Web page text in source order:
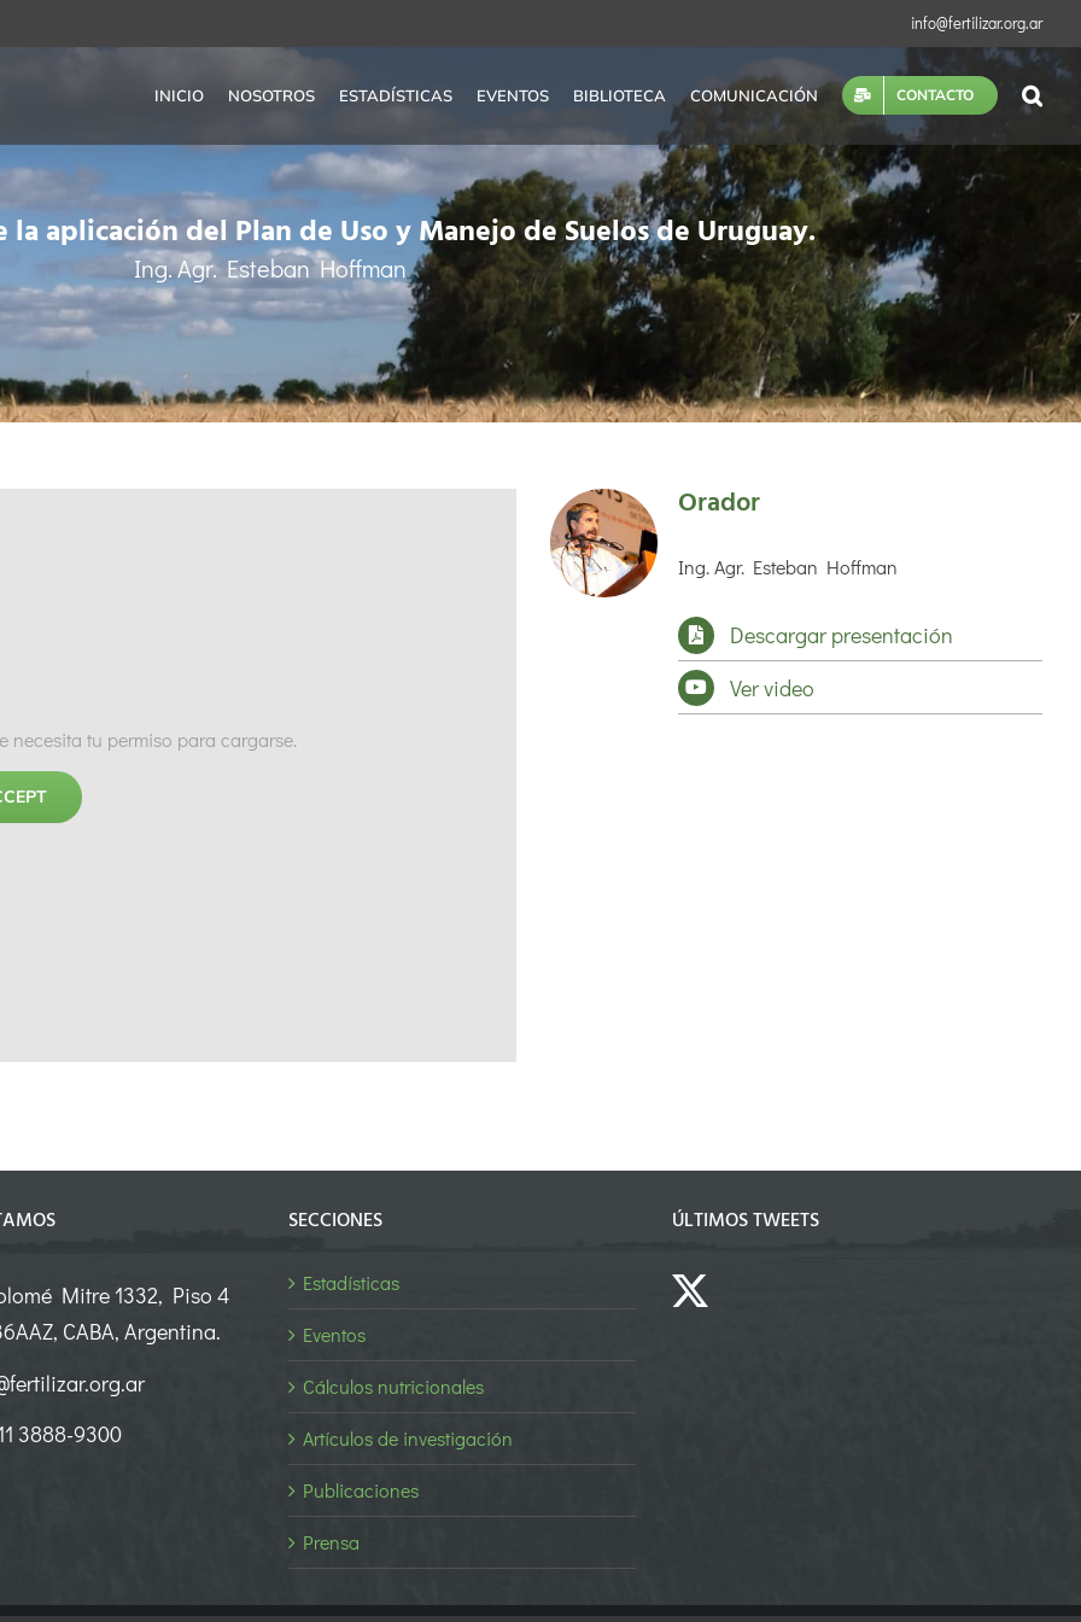
info@fertilizar.org.ar
INICIO NOSOTROS ESTADÍSTICAS EVENTOS BIBLIOTECA COMUNICACIÓN CONTACTO
la aplicación del Plan de Uso y Manejo de Suelos de Uruguay.
Ing. Agr. Esteban Hoffman
necesita tu permiso para cargarse.
Orador
Ing. Agr. Esteban Hoffman
Descargar presentación
Ver video
Mitre 1332, Piso 4
CABA, Argentina.
3888-9300
SECCIONES
Estadísticas
Eventos
Cálculos nutricionales
Artículos de investigación
Publicaciones
Prensa
ÚLTIMOS TWEETS